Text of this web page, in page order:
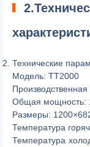
Технические
Модель: TT2000
Общая мощность:
Размеры:
Температура
Температура